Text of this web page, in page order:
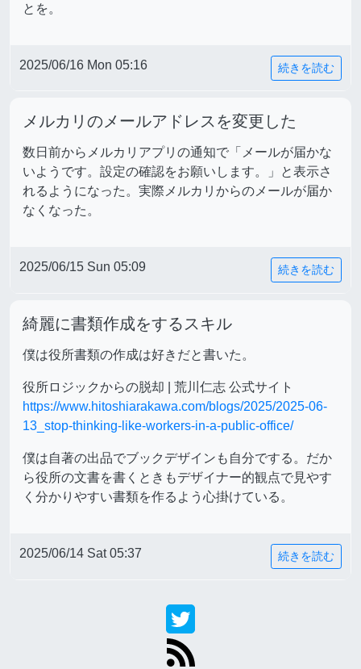
とを。
2025/06/16 Mon 05:16 続きを読む
メルカリのメールアドレスを変更した
数日前からメルカリアプリの通知で「メールが届かな
いようです。設定の確認をお願いします。」と表示さ
れるようになった。実際メルカリからのメールが届か
なくなった。
2025/06/15 Sun 05:09 続きを読む
綺麗に書類作成をするスキル
僕は役所書類の作成は好きだと書いた。
役所ロジックからの脱却 | 荒川仁志 公式サイト
https://www.hitoshiarakawa.com/blogs/2025/2025-06-
13_stop-thinking-like-workers-in-a-public-office/
僕は自著の出品でブックデザインも自分でする。だか
ら役所の文書を書くときもデザイナー的観点で見やす
く分かりやすい書類を作るよう心掛けている。
2025/06/14 Sat 05:37 続きを読む